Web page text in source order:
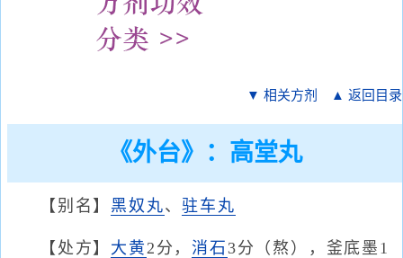
▼ 相关方剂 ▲ 返回目录
《外台》：高堂丸
【别名】 黑奴丸、驻车丸
【处方】 大黄2分，消石 3分（熬），釜底墨1